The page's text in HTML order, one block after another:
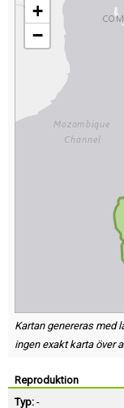
+
−
Kartan genereras med
ingen exakt karta över
Reproduktion
Typ: -